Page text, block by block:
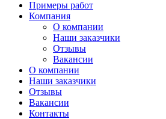
Примеры работ
Компания
О компании
Наши заказчики
Отзывы
Вакансии
О компании
Наши заказчики
Отзывы
Вакансии
Контакты